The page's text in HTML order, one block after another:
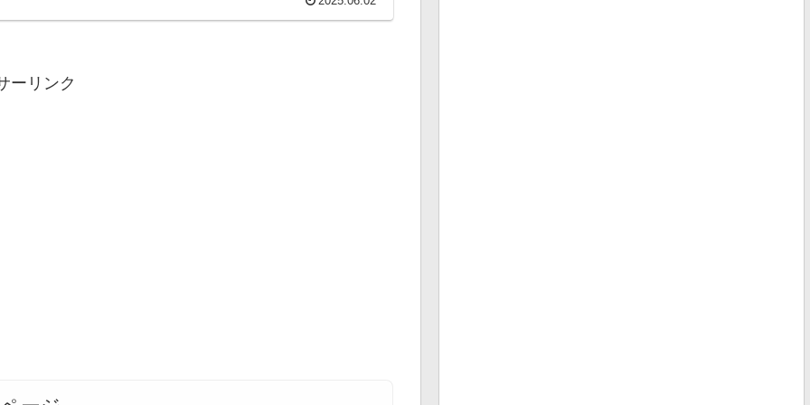
ーリンク